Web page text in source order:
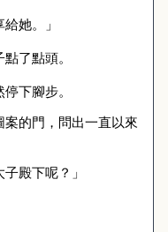
她。」
了點頭。
下腳步。
的門，問出一直以來
殿下呢？」